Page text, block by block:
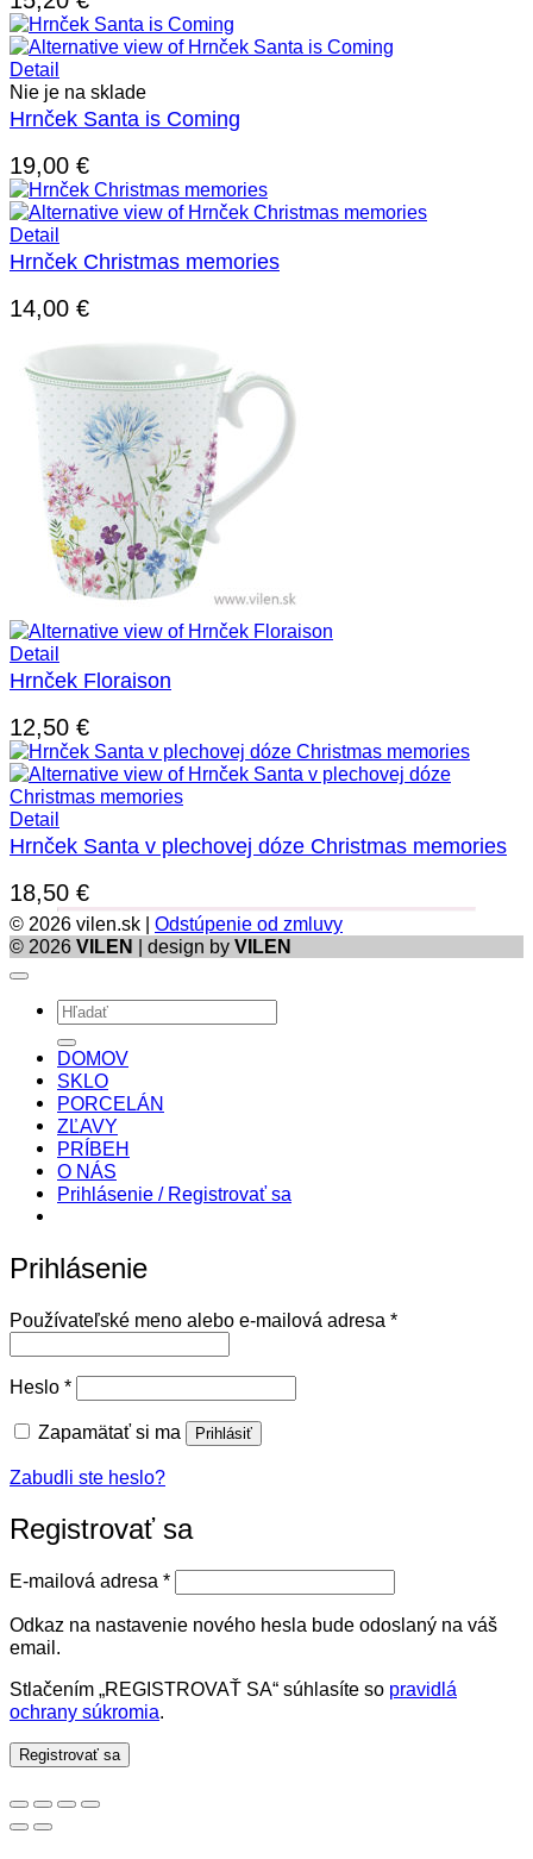
Detail
Nie je na sklade
Hrnček Santa is Coming
19,00 €
Detail
Hrnček Christmas memories
14,00 €
Detail
Hrnček Floraison
12,50 €
Detail
Hrnček Santa v plechovej dóze Christmas memories
18,50 €
© 2026 vilen.sk | Odstúpenie od zmluvy
© 2026 VILEN | design by VILEN
Hľadať:
DOMOV
SKLO
PORCELÁN
ZĽAVY
PRÍBEH
O NÁS
Prihlásenie / Registrovať sa
Prihlásenie
Používateľské meno alebo e-mailová adresa *Povinné
Heslo *Povinné
Zapamätať si ma Prihlásiť
Zabudli ste heslo?
Registrovať sa
E-mailová adresa *Povinné
Odkaz na nastavenie nového hesla bude odoslaný na váš
email.
Stlačením „REGISTROVAŤ SA“ súhlasíte so pravidlá
ochrany súkromia.
Registrovať sa